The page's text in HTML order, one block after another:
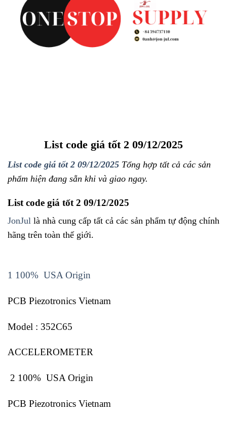
List code giá tốt 2 09/12/2025
List code giá tốt 2 09/12/2025 Tổng hợp tất cả các sản
phẩm hiện đang sẵn khi và giao ngay.
List code giá tốt 2 09/12/2025
JonJul là nhà cung cấp tất cả các sản phẩm tự động chính
hãng trên toàn thế giới.
1 100% USA Origin
PCB Piezotronics Vietnam
Model : 352C65
ACCELEROMETER
2 100% USA Origin
PCB Piezotronics Vietnam